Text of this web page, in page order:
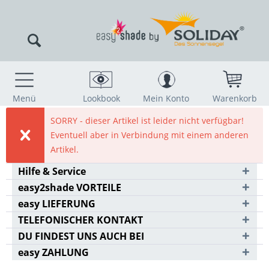
Menü Lookbook Mein Konto
Warenkorb
SORRY - dieser Artikel ist leider nicht verfügbar!
Eventuell aber in Verbindung mit einem anderen
Artikel.
Hilfe & Service
easy2shade VORTEILE
easy LIEFERUNG
TELEFONISCHER KONTAKT
DU FINDEST UNS AUCH BEI
easy ZAHLUNG